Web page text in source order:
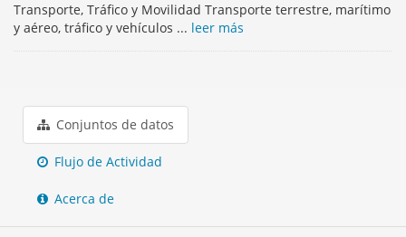
Transporte, Tráfico y Movilidad Transporte terrestre, marítimo
y aéreo, tráfico y vehículos ... leer más
Conjuntos de datos
Flujo de Actividad
Acerca de